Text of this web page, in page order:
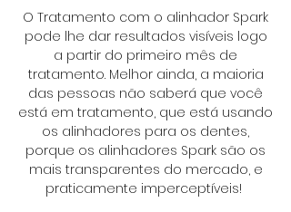
O Tratamento com o alinhador Spark
pode lhe dar resultados visíveis logo
a partir do primeiro mês de
tratamento. Melhor ainda, a maioria
das pessoas não saberá que você
está em tratamento, que está usando
os alinhadores para os dentes,
porque os alinhadores Spark são os
mais transparentes do mercado, e
praticamente imperceptíveis!